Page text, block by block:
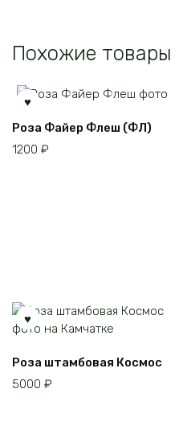
Похожие товары
Роза Файер Флеш (ФЛ)
1200 ₽
Роза штамбовая Космос
5000 ₽